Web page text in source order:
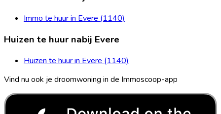
Immo te huur in Evere (1140)
Huizen te huur nabij Evere
Huizen te huur in Evere (1140)
Vind nu ook je droomwoning in de Immoscoop-app